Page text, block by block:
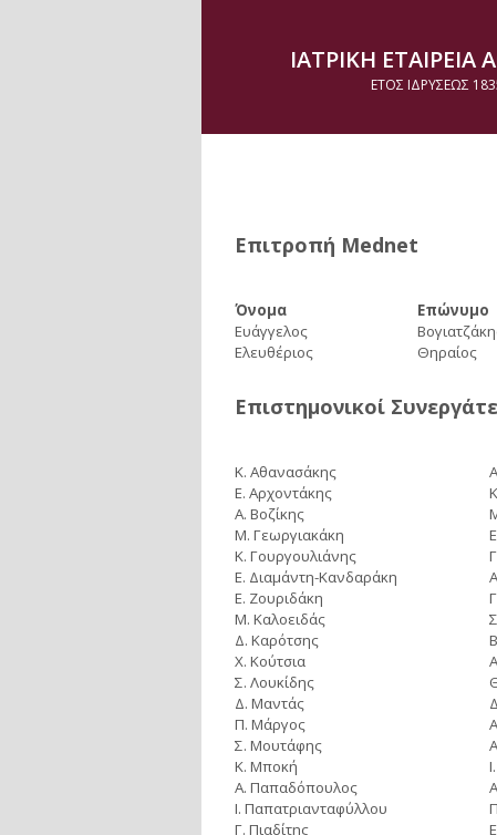
ΙΑΤΡΙΚΗ
ΕΤΟΣ ΙΔΡΥΣΕΩΣ
Επιτροπή Mednet
Όνομα Επώνυμο
Ευάγγελος
Ελευθέριος
Θηραίος
Επιστημονικοί
Κ. Αθανασάκης
Ε. Αρχοντάκης
Α. Βοζίκης
Μ. Γεωργιακάκη
Κ. Γουργουλιάνης
Ε. Διαμάντη-Κανδαράκη
Ε. Ζουριδάκη
Μ. Καλοειδάς
Δ. Καρότσης
Χ. Κούτσια
Σ. Λουκίδης
Δ. Μαντάς
Π. Μάργος
Σ. Μουτάφης
Κ. Μποκή
Α. Παπαδόπουλος
Ι. Παπατριανταφύλλου
Γ. Πιαδίτης